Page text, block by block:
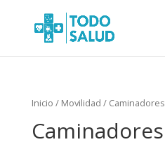
Inicio / Movilidad / Caminadores
Caminadores